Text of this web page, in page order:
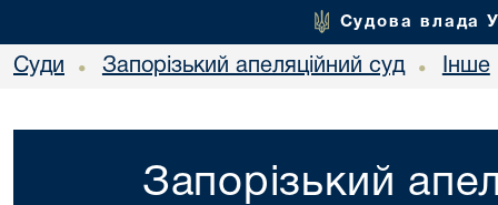
Судова влада
Суди • Запорізький апеляційний суд • Інше
Запорізький